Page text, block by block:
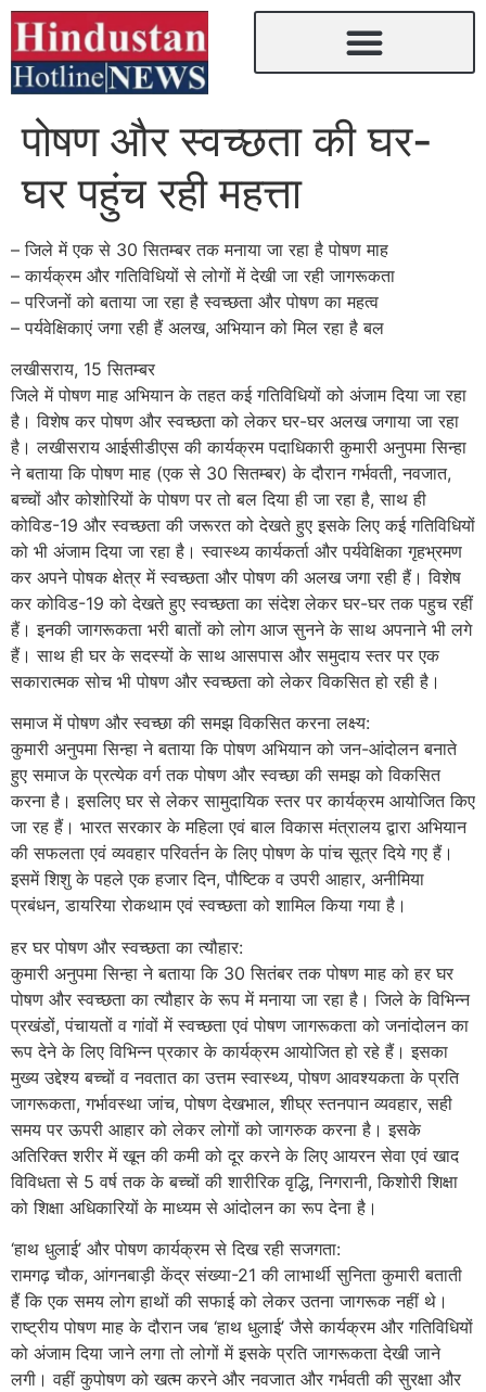
पोषण और स्वच्छता की घर-
घर पहुंच रही महत्ता
– जिले में एक से 30 सितम्बर तक मनाया जा रहा है पोषण माह
– कार्यक्रम और ​गतिविधियों से लोगों में देखी जा रही जागरूकता
– परिजनों को बताया जा रहा है स्वच्छता और पोषण का महत्व
– पर्यवेक्षिकाएं जगा रही हैं अलख, अभियान को मिल रहा है बल
लखीसराय, 15 सितम्बर
जिले में पोषण माह अभियान के तहत कई गतिविधियों को अंजाम दिया जा रहा
है। विशेष कर पोषण और स्वच्छता को लेकर घर-घर अलख जगाया जा रहा
है। लखीसराय आईसीडीएस की कार्यक्रम पदाधिकारी कुमारी अनुपमा सिन्हा
ने बताया कि पोषण माह (एक से 30 सितम्बर) के दौरान गर्भवती, नवजात,
बच्चों और कोशोरियों के पोषण पर तो बल दिया ही जा रहा है, साथ ही
कोविड-19 और स्वच्छता की जरूरत को देखते हुए इसके लिए कई गतिविधियों
को भी अंजाम दिया जा रहा है। स्वास्थ्य कार्यकर्ता और पर्यवेक्षिका गृहभ्रमण
कर अपने पोषक क्षेत्र में स्वच्छता और पोषण की अलख जगा रही ​हैं। विशेष
कर कोविड-19 को देखते हुए स्वच्छता का संदेश लेकर घर-घर तक पहुच रहीं
हैं। इनकी जागरूकता भरी बातों को लोग आज सुनने के साथ अपनाने भी लगे
हैं। साथ ही घर के सदस्यों के साथ आसपास और समुदाय स्तर पर एक
सकारात्मक सोच भी पोषण और स्वच्छता को लेकर विकसित हो रही है।
समाज में पोषण और स्वच्छा की समझ विकसित करना लक्ष्य:
कुमारी अनुपमा सिन्हा ने बताया कि पोषण अभियान को जन-आंदोलन बनाते
हुए समाज के प्रत्येक वर्ग तक पोषण और स्वच्छा की समझ को विकसित
करना है। इसलिए घर से लेकर सामुदायिक स्तर पर कार्यक्रम आयोजित किए
जा रह हैं। भारत सरकार के महिला एवं बाल विकास मंत्रालय द्वारा अभियान
की सफलता एवं व्यवहार परिवर्तन के लिए पोषण के पांच सूत्र दिये गए हैं।
इसमें शिशु के पहले एक हजार दिन, पौष्टिक व उपरी आहार, अनीमिया
प्रबंधन, डायरिया रोकथाम एवं स्वच्छता को शामिल किया गया है।
हर घर पोषण और स्वच्छता का त्यौहार:
कुमारी अनुपमा सिन्हा ने बताया कि 30 सितंबर तक पोषण माह को हर घर
पोषण और स्वच्छता का त्यौहार के रूप में मनाया जा रहा है। जिले के विभिन्न
प्रखंडों, पंचायतों व गांवों में स्वच्छता एवं पोषण जागरूकता को जनांदोलन का
रूप देने के लिए विभिन्न प्रकार के कार्यक्रम आयोजित हो रहे हैं। इसका
मुख्य उद्देश्य बच्चों व नवतात का उत्तम स्वास्थ्य, पोषण आवश्यकता के प्रति
जागरूकता, गर्भावस्था जांच, पोषण देखभाल, शीघ्र स्तनपान व्यवहार, सही
समय पर ऊपरी आहार को लेकर लोगों को जागरुक करना है। इसके
अतिरिक्त शरीर में खून की कमी को दूर करने के लिए आयरन सेवा एवं खाद
विविधता से 5 वर्ष तक के बच्चों की शारीरिक वृद्धि, निगरानी, किशोरी शिक्षा
को शिक्षा अधिकारियों के माध्यम से आंदोलन का रूप देना है।
‘हाथ धुलाई’ और पोषण कार्यक्रम से दिख रही सजगता:
रामगढ़ चौ​क, आंगनबाड़ी केंद्र संख्या-21 की लाभार्थी सुनिता कुमारी बताती
हैं कि एक समय लोग हाथों की सफाई को लेकर उतना जागरूक नहीं थे।
राष्ट्रीय पोषण माह के दौरान जब ‘हाथ धुलाई’ जैसे कार्यक्रम और गतिविधियों
को अंजाम दिया जाने लगा तो लोगों में इसके प्रति जागरूकता देखी जाने
लगी। वहीं कुपोषण को खत्म करने और नवजात और गर्भवती की सुरक्षा और